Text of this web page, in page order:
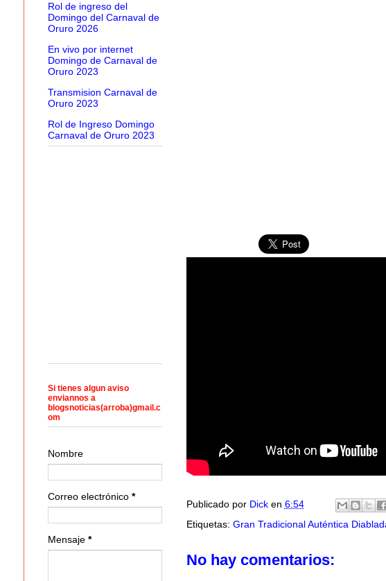
Publicado por Dick en 6:54
Etiquetas: Gran Tradicional Auténtica
No hay comentarios:
Rol de ingreso del
Domingo del Carnaval de
Oruro 2026
En vivo por internet
Domingo de Carnaval de
Oruro 2023
Transmision Carnaval de
Oruro 2023
Rol de Ingreso Domingo
Carnaval de Oruro 2023
Si tienes algun aviso
enviannos a
blogsnoticias(arroba)gmail.c
om
Nombre
Correo electrónico *
Mensaje *